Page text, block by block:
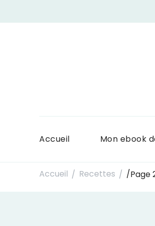
Accueil Mon ebook
Accueil / Recettes / /Page